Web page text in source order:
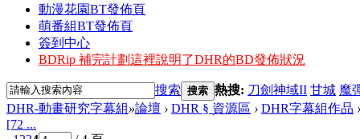
動漫花園BT發佈頁
萌番組BT發佈頁
簽到中心
BDRip 補完計劃這裡說明了DHR的BD發佈狀況
搜索 搜索 熱搜: 刀劍神域II 甘城 魔
DHR-動畫研究字幕組»論壇 › DHR § 資源區 › DHR字幕組作品 ›
[72 ...